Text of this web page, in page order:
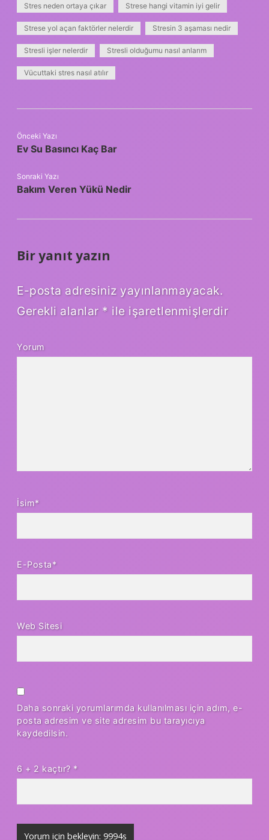
Stres neden ortaya çıkar Strese hangi vitamin iyi gelir
Strese yol açan faktörler nelerdir Stresin 3 aşaması nedir
Stresli işler nelerdir Stresli olduğumu nasıl anlarım
Vücuttaki stres nasıl atılır
Önceki Yazı
Ev Su Basıncı Kaç Bar
Sonraki Yazı
Bakım Veren Yükü Nedir
Bir yanıt yazın
E-posta adresiniz yayınlanmayacak.
Gerekli alanlar * ile işaretlenmişlerdir
Yorum
İsim*
E-Posta*
Web Sitesi
Daha sonraki yorumlarımda kullanılması için adım, e-
posta adresim ve site adresim bu tarayıcıya
kaydedilsin.
6 + 2 kaçtır? *